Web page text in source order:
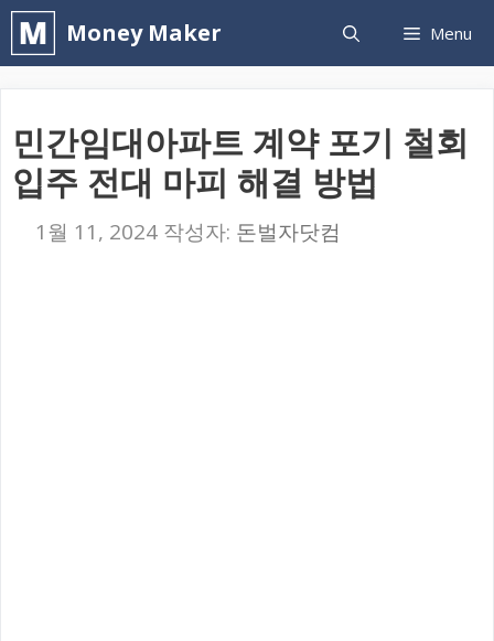
컨
텐
건
너
Money Maker Menu
민간임대아파트 계약 포기 철회
입주 전대 마피 해결 방법
1월 11, 2024 작성자: 돈벌자닷컴